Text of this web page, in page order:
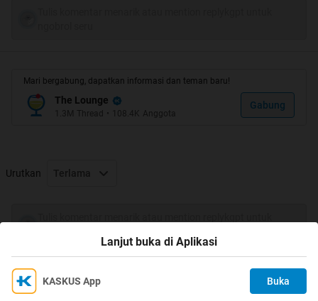
yang paling GRESS nih gan,..(Siap-siap kedinginan yak,..)
Spoilerforadem2:
Mari bergabung, dapatkan informasi dan teman baru!
The Lounge
1.3M Thread • 108.4K Anggota
Gabung
Urutkan Terlama
Ikuti KASKUS di
Kami menggunakan Cookies
Lanjut buka di Aplikasi
KASKUS App Buka